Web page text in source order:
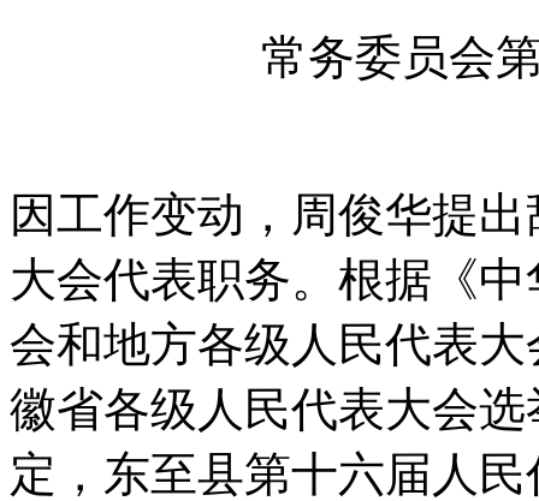
常务委员会
因工作变动，周俊华提
大会代表职务。根据《
会和地方各级人民代表
徽省各级人民代表大会
定，东至县第十六届人